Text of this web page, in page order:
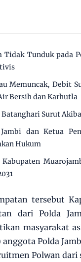
Tidak Tunduk pada
Memuncak, Debit
Bersih dan Karhutla
Batanghari Surut
dan Ketua
Hukum
tersebut
dari Polda
masyarakat
anggota Polda
Polwan dari